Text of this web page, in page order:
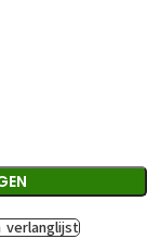
verlanglijst